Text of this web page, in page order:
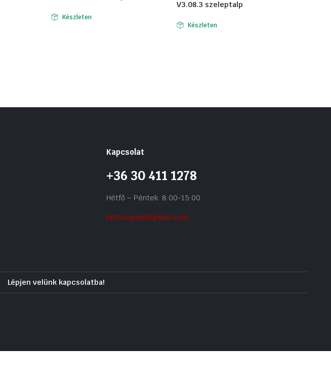
Készleten
V3.08.3 szeleptalp
Készleten
Kapcsolat
+36 30 411 1278
Hétfő – Péntek: 8:00-15:00
jantosgumi@gmail.com
Lépjen velünk kapcsolatba!